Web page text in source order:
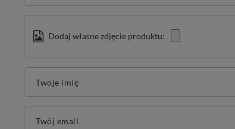
Dodaj własne zdjęcie produktu:
Twoje imię
Twój email